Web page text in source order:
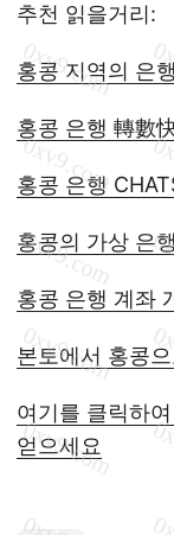
추천 읽을거리:
홍콩 지역의 은
홍콩 은행 轉數
홍콩 은행
홍콩의 가상 은행
홍콩 은행 계좌
본토에서 홍콩
여기를 클릭하
얻으세요